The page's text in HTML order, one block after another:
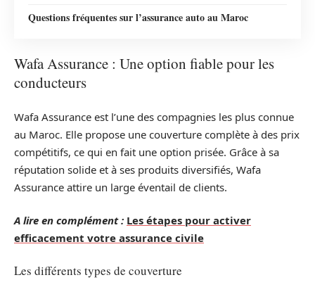
Questions fréquentes sur l’assurance auto au Maroc
Wafa Assurance : Une option fiable pour les
conducteurs
Wafa Assurance est l’une des compagnies les plus connue
au Maroc. Elle propose une couverture complète à des prix
compétitifs, ce qui en fait une option prisée. Grâce à sa
réputation solide et à ses produits diversifiés, Wafa
Assurance attire un large éventail de clients.
A lire en complément : Les étapes pour activer
efficacement votre assurance civile
Les différents types de couverture